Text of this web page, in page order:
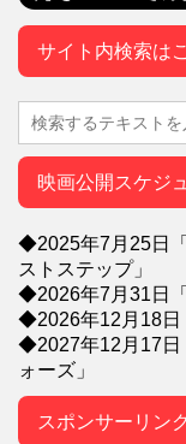
サイト内検索は
映画公開スケジ
◆2025年7月25日
ストステップ」
◆2026年7月31日
◆2026年12月18日
◆2027年12月17日
ォーズ」
スポンサーリンク